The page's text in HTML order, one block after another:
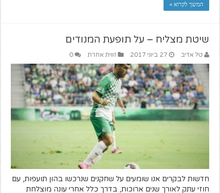
המשך לקרוא »
שיטת מצליח – על תופעת המנודים
טל אדיב 27 ביוני 2017 זווית אחרת 0
חדשות לבקרים אנו שומעים על שחקנים שנרכשו בהון תועפות, עם
חוזי עתק לאורך שנים ארוכות, בדרך כלל אחרי עונה מוצלחת